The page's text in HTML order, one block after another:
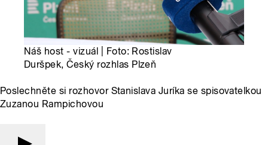
Náš host - vizuál | Foto: Rostislav
Duršpek, Český rozhlas Plzeň
Poslechněte si rozhovor Stanislava Juríka se spisovatelkou
Zuzanou Rampichovou